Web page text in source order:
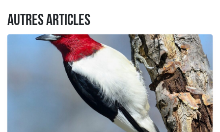
AUTRES ARTICLES